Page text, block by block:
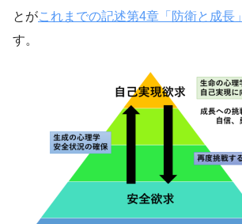
とがこれまでの記述第4章「防衛と成長」
す。